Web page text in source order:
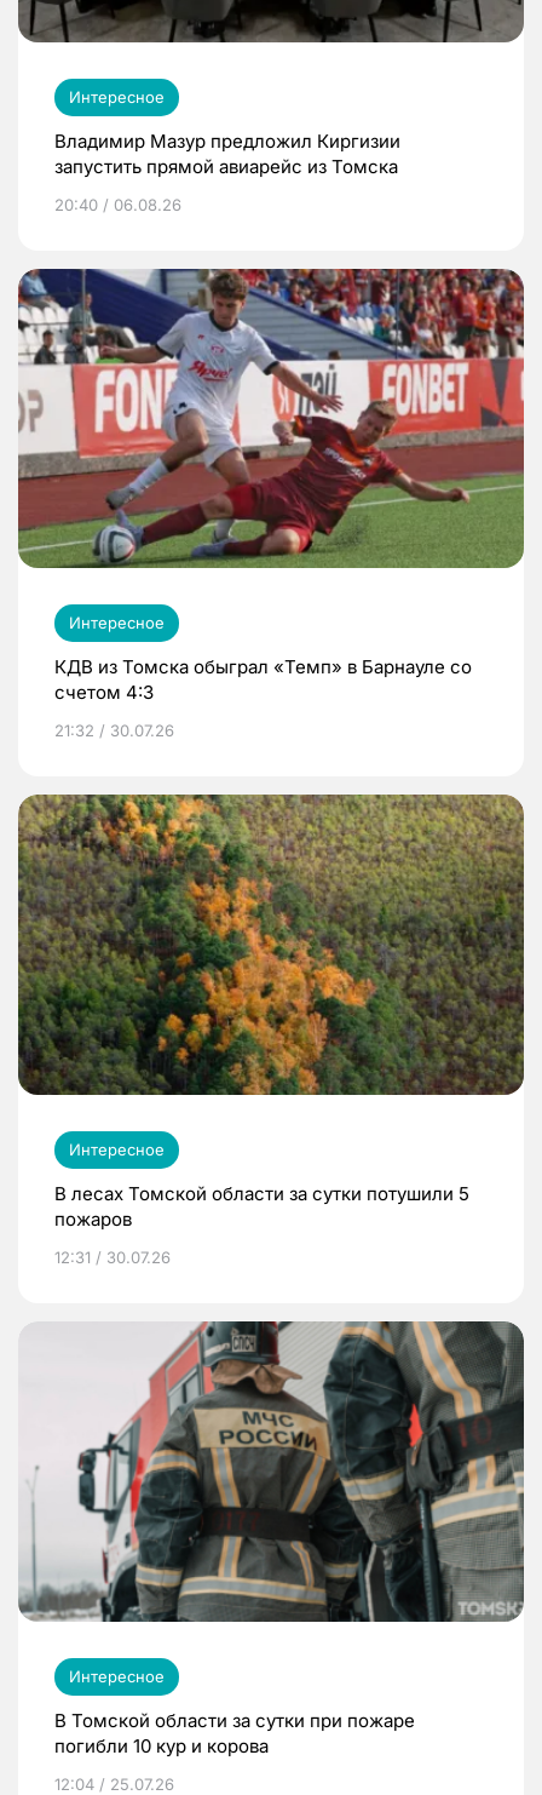
Интересное
Владимир Мазур предложил Киргизии
запустить прямой авиарейс из Томска
20:40 / 06.08.26
Интересное
КДВ из Томска обыграл «Темп» в Барнауле со
счетом 4:3
21:32 / 30.07.26
Интересное
В лесах Томской области за сутки потушили 5
пожаров
12:31 / 30.07.26
Интересное
В Томской области за сутки при пожаре
погибли 10 кур и корова
12:04 / 25.07.26